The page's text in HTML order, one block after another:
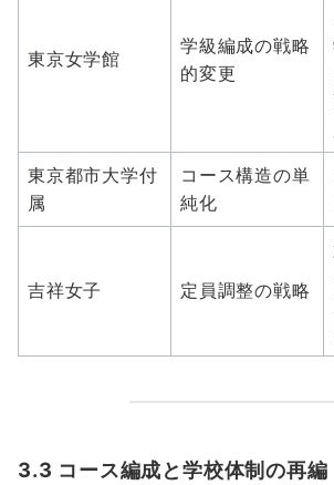
東京女学館
学級編成の戦略
的変更
東京都市大学付
属
コース構造の単
純化
吉祥女子 定員調整の戦略
3.3 コース編成と学校体制の再編